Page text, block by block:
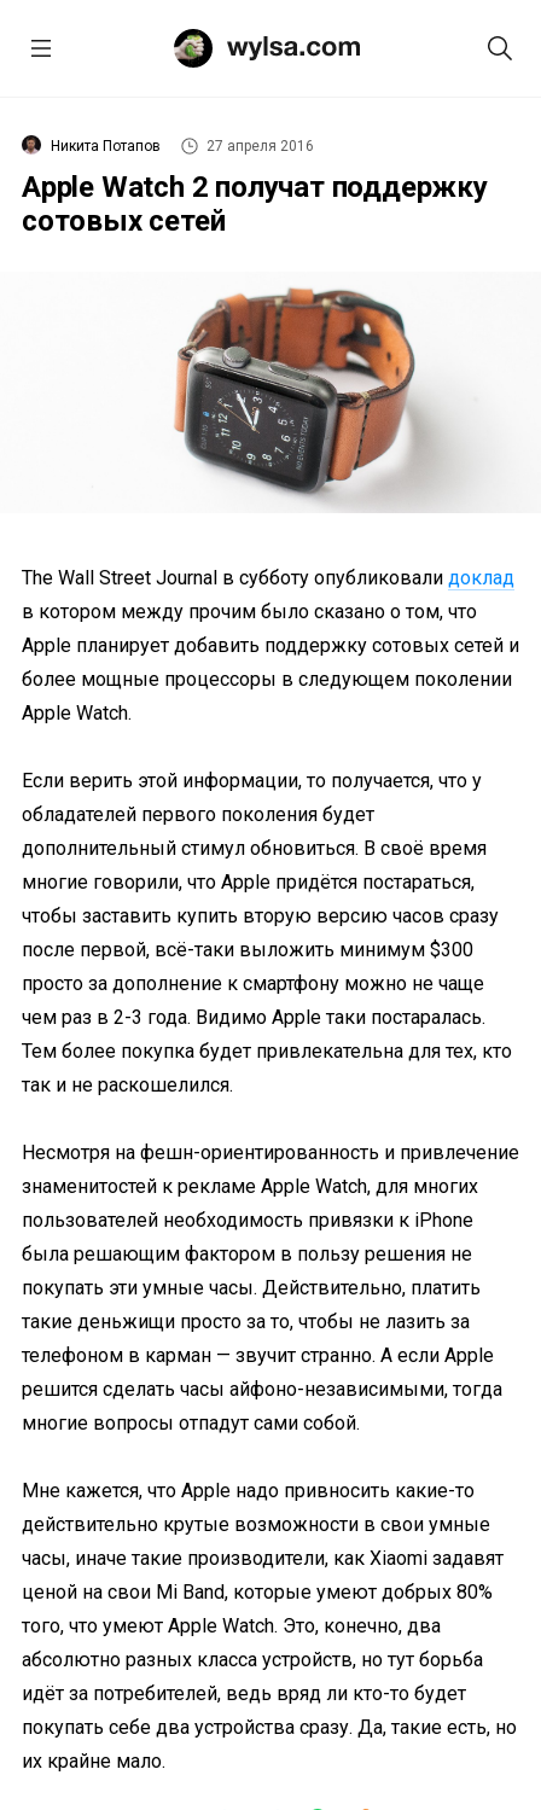
Никита Потапов 27 апреля 2016
Apple Watch 2 получат поддержку
сотовых сетей
The Wall Street Journal в субботу опубликовали доклад
в котором между прочим было сказано о том, что
Apple планирует добавить поддержку сотовых сетей и
более мощные процессоры в следующем поколении
Apple Watch.
Если верить этой информации, то получается, что у
обладателей первого поколения будет
дополнительный стимул обновиться. В своё время
многие говорили, что Apple придётся постараться,
чтобы заставить купить вторую версию часов сразу
после первой, всё-таки выложить минимум $300
просто за дополнение к смартфону можно не чаще
чем раз в 2-3 года. Видимо Apple таки постаралась.
Тем более покупка будет привлекательна для тех, кто
так и не раскошелился.
Несмотря на фешн-ориентированность и привлечение
знаменитостей к рекламе Apple Watch, для многих
пользователей необходимость привязки к iPhone
была решающим фактором в пользу решения не
покупать эти умные часы. Действительно, платить
такие деньжищи просто за то, чтобы не лазить за
телефоном в карман — звучит странно. А если Apple
решится сделать часы айфоно-независимыми, тогда
многие вопросы отпадут сами собой.
Мне кажется, что Apple надо привносить какие-то
действительно крутые возможности в свои умные
часы, иначе такие производители, как Xiaomi задавят
ценой на свои Mi Band, которые умеют добрых 80%
того, что умеют Apple Watch. Это, конечно, два
абсолютно разных класса устройств, но тут борьба
идёт за потребителей, ведь вряд ли кто-то будет
покупать себе два устройства сразу. Да, такие есть, но
их крайне мало.